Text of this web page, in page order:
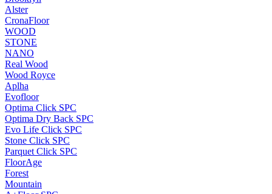
Alster
CronaFloor
WOOD
STONE
NANO
Real Wood
Wood Royce
Aplha
Evofloor
Optima Click SPC
Optima Dry Back SPC
Evo Life Click SPC
Stone Click SPC
Parquet Click SPC
FloorAge
Forest
Mountain